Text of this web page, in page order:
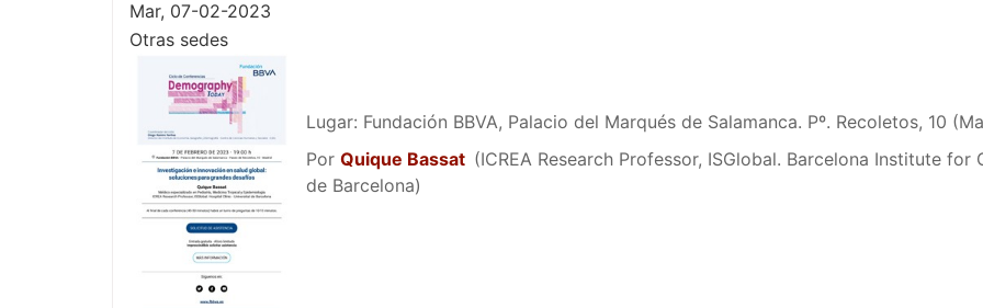
Mar, 07-02-2023
Otras sedes
Lugar: Fundación BBVA, Palacio del Marqués de Salamanca. Pº. Recoletos, 10
PorQuique Bassat (ICREA Research Professor, ISGlobal. Barcelona Institute
de Barcelona)